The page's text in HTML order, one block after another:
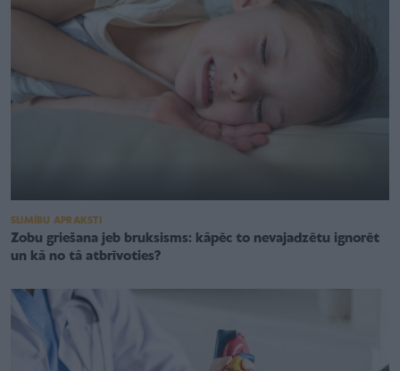
SLIMĪBU APRAKSTI
Zobu griešana jeb bruksisms: kāpēc to nevajadzētu ignorēt
un kā no tā atbrīvoties?